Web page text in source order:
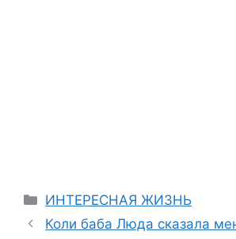
Categories
ИНТЕРЕСНАЯ ЖИЗНЬ
Коли баба Люда сказала